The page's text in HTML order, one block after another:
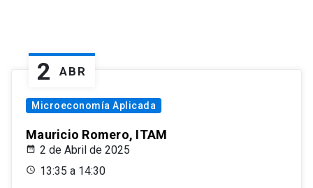
2 ABR
Microeconomía Aplicada
Mauricio Romero, ITAM
2 de Abril de 2025
13:35 a 14:30